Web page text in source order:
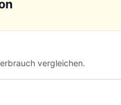
vergleichen.